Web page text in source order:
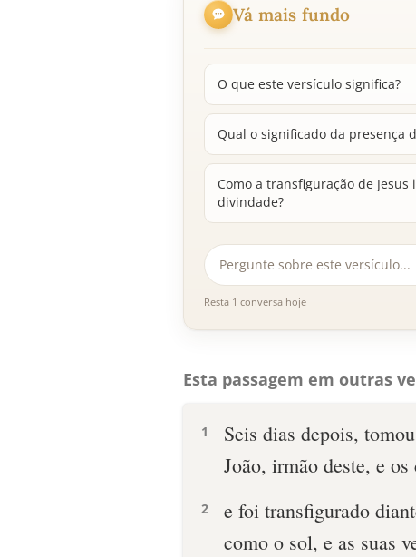
Vá mais fundo
O que este versículo significa?
Qual o significado da presença
Como a transfiguração de
divindade?
Resta 1 conversa hoje
Esta passagem em outras
1
Seis dias depois,
João, irmão deste, e
2
e foi transfigurado
como o sol, e as suas